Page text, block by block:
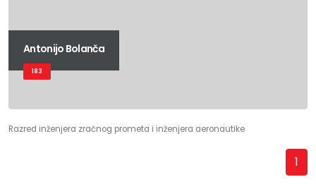
Antonijo Bolanča
183
Razred inženjera zračnog prometa i inženjera aeronautike
1